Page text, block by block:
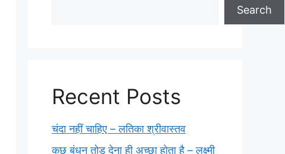
Search
Recent Posts
चंदा नहीं चाहिए – लतिका श्रीवास्तव
कुछ बंधन तोड़ देना ही अच्छा होता है – लक्ष्मी